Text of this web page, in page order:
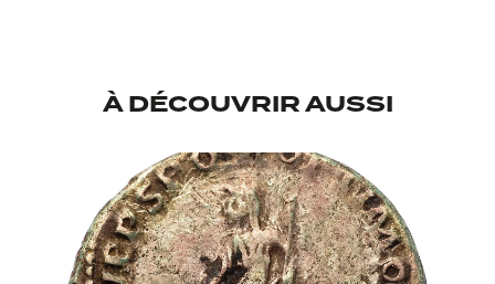
Musée d'accueil
À DÉCOUVRIR AUSSI